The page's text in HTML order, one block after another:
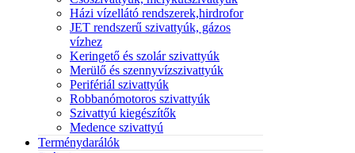
Házi vízellátó rendszerek,hirdrofor
JET rendszerű szivattyúk, gázos
vízhez
Keringető és szolár szivattyúk
Merülő és szennyvízszivattyúk
Perifériál szivattyúk
Robbanómotoros szivattyúk
Szivattyú kiegészítők
Medence szivattyú
Terménydarálók